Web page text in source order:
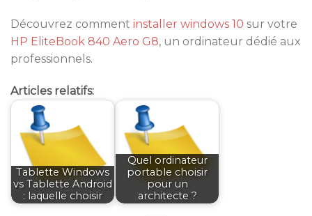
Découvrez comment installer windows 10 sur votre
HP EliteBook 840 Aero G8, un ordinateur dédié aux
professionnels.
Articles relatifs:
Tablette Windows
vs Tablette Android
: laquelle choisir
Quel ordinateur
portable choisir
pour un
architecte ?